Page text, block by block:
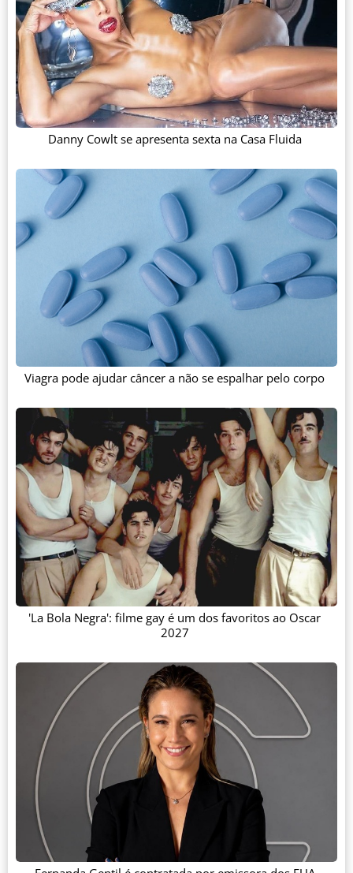
Danny Cowlt se apresenta sexta na Casa Fluida
Viagra pode ajudar câncer a não se espalhar pelo corpo
'La Bola Negra': filme gay é um dos favoritos ao Oscar
2027